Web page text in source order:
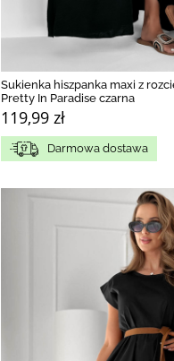
Sukienka hiszpanka maxi z
Pretty In Paradise czarna
119,99 zł
Darmowa dostawa